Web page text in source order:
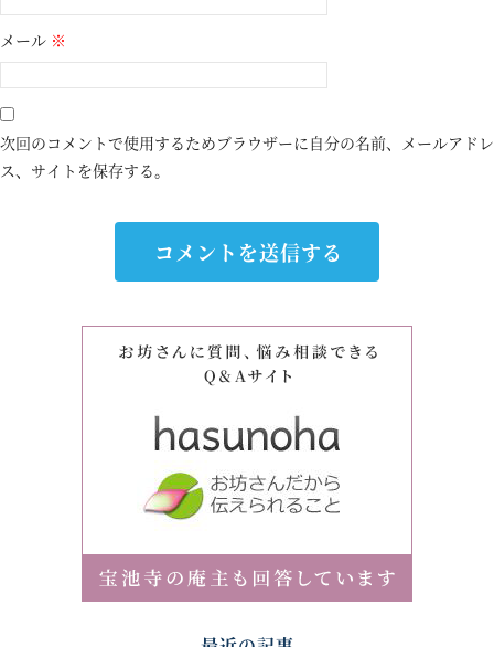
メール ※
次回のコメントで使用するためブラウザーに自分の名前、メールアドレ
ス、サイトを保存する。